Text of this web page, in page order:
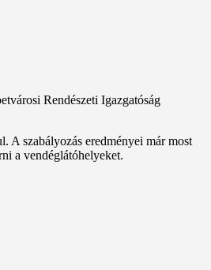
Rendészeti Igazgatóság
A szabályozás eredményei már most
a vendéglátóhelyeket.